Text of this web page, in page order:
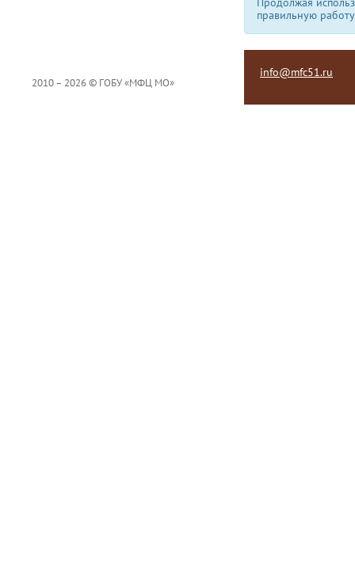
правильную
2010 – 2026 © ГОБУ «МФЦ МО»
info@mfc51.ru